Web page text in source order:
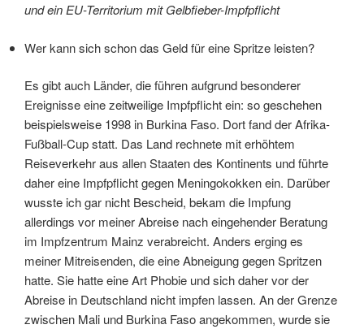
und ein EU-Territorium mit Gelbfieber-Impfpflicht
Wer kann sich schon das Geld für eine Spritze leisten?
Es gibt auch Länder, die führen aufgrund besonderer
Ereignisse eine zeitweilige Impfpflicht ein: so geschehen
beispielsweise 1998 in Burkina Faso. Dort fand der Afrika-
Fußball-Cup statt. Das Land rechnete mit erhöhtem
Reiseverkehr aus allen Staaten des Kontinents und führte
daher eine Impfpflicht gegen Meningokokken ein. Darüber
wusste ich gar nicht Bescheid, bekam die Impfung
allerdings vor meiner Abreise nach eingehender Beratung
im Impfzentrum Mainz verabreicht. Anders erging es
meiner Mitreisenden, die eine Abneigung gegen Spritzen
hatte. Sie hatte eine Art Phobie und sich daher vor der
Abreise in Deutschland nicht impfen lassen. An der Grenze
zwischen Mali und Burkina Faso angekommen, wurde sie